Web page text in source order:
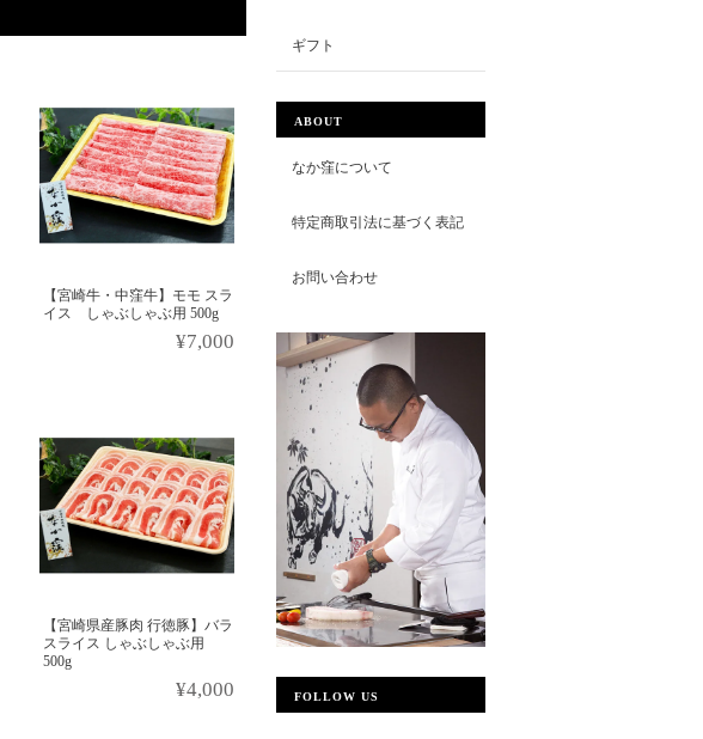
【宮崎牛・中窪牛】モモ スラ
イス しゃぶしゃぶ用 500g
¥7,000
【宮崎県産豚肉 行徳豚】バラ
スライス しゃぶしゃぶ用
500g
¥4,000
ギフト
ABOUT
なか窪について
特定商取引法に基づく表記
お問い合わせ
FOLLOW US